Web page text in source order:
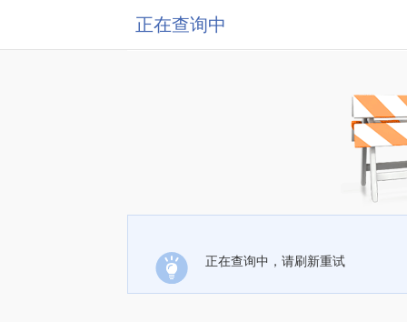
正在查询中
正在查询中，请刷新重试